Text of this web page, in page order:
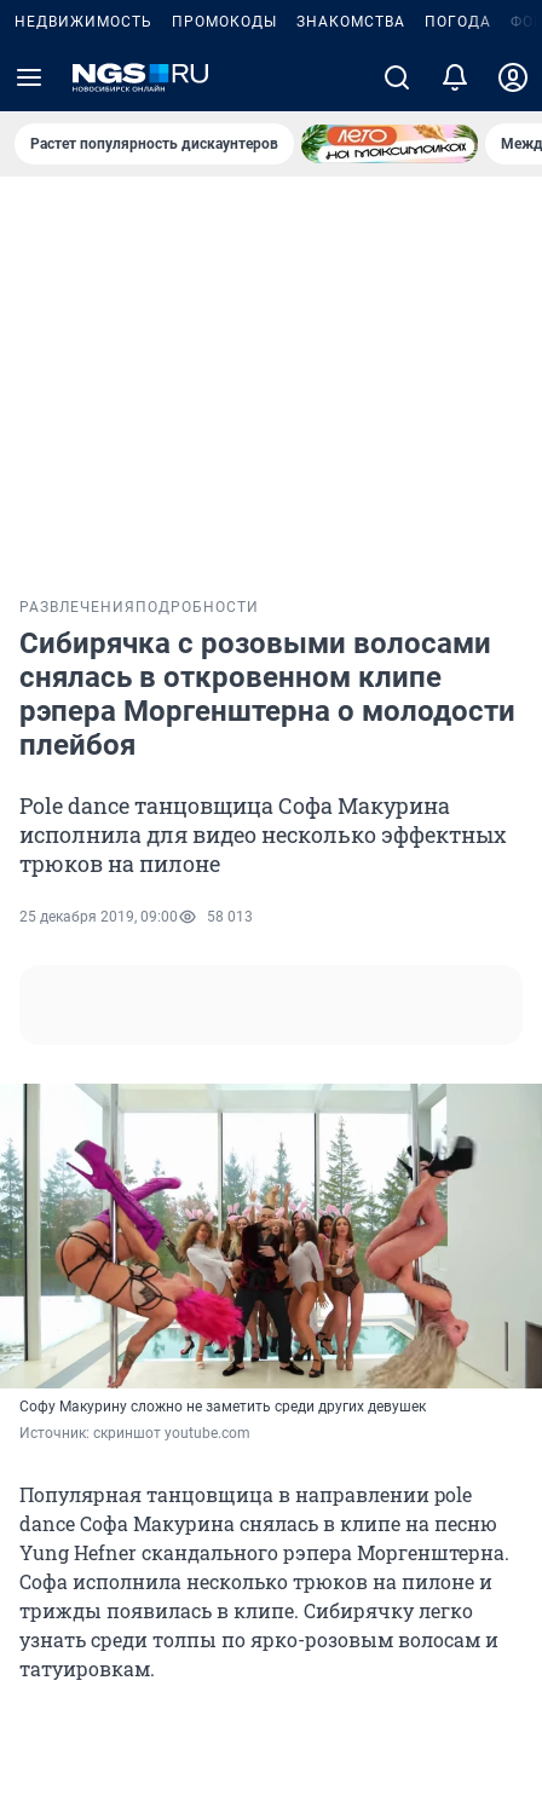
НЕДВИЖИМОСТЬ ПРОМОКОДЫ ЗНАКОМСТВА ПОГОДА
Растет популярность дискаунтеров
РАЗВЛЕЧЕНИЯ ПОДРОБНОСТИ
Сибирячка с розовыми волосами
снялась в откровенном клипе
рэпера Моргенштерна о молодости
плейбоя
Pole dance танцовщица Софа Макурина
исполнила для видео несколько эффектных
трюков на пилоне
25 декабря 2019, 09:00 58 013
Софу Макурину сложно не заметить среди других девушек
Источник: скриншот youtube.com
Популярная танцовщица в направлении pole
dance Софа Макурина снялась в клипе на песню
Yung Hefner скандального рэпера Моргенштерна.
Софа исполнила несколько трюков на пилоне и
трижды появилась в клипе. Сибирячку легко
узнать среди толпы по ярко-розовым волосам и
татуировкам.